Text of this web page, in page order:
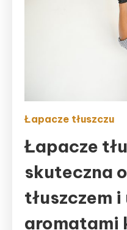
Łapacze tłuszczu
Łapacze
skuteczna
tłuszczem
aromatami